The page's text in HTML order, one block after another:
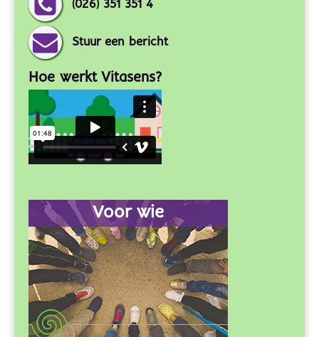
(026) 351 351 4
Stuur een bericht
Hoe werkt Vitasens?
Voor wie